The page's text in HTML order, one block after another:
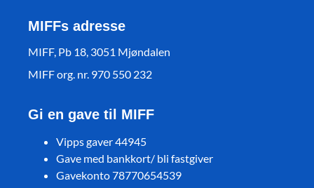
MIFFs adresse
MIFF, Pb 18, 3051 Mjøndalen
MIFF org. nr. 970 550 232
Gi en gave til MIFF
Vipps gaver 44945
Gave med bankkort/ bli fastgiver
Gavekonto 78770654539